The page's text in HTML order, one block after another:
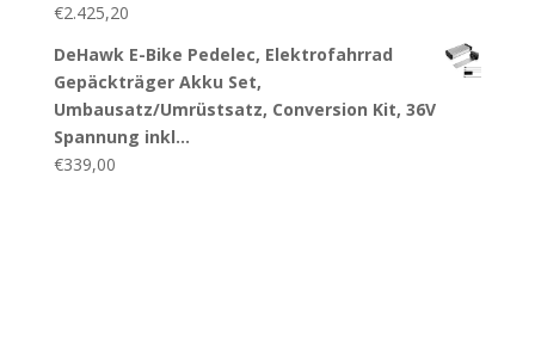
€2.425,20
DeHawk E-Bike Pedelec, Elektrofahrrad
Gepäckträger Akku Set,
Umbausatz/Umrüstsatz, Conversion Kit, 36V
Spannung inkl…
€339,00